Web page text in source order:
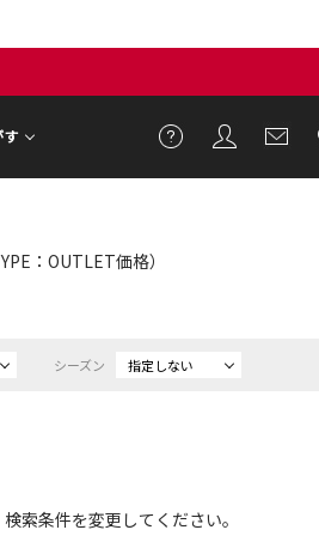
す
：OUTLET価格）
シーズン 指定しない
索条件を変更してください。